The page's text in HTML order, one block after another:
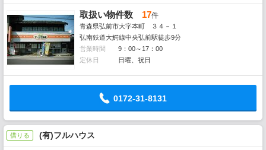
取扱い物件数 17件
青森県弘前市大字本町 ３４－１
弘南鉄道大鰐線中央弘前駅徒歩9分
営業時間
9：00～17：00
定休日
日曜、祝日
0172-31-8131
借りる (有)フルハウス